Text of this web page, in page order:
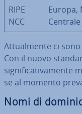
RIPE
NCC
Europa,
Centrale
At­tual­men­te ci sono
Con il nuovo
si­gni­fi­ca­ti­va­men­te
se al momento
Nomi di